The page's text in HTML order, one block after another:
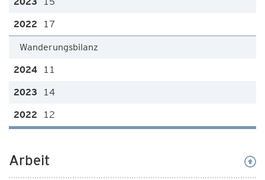
17
Wanderungsbilanz
11
14
12
Arbeit